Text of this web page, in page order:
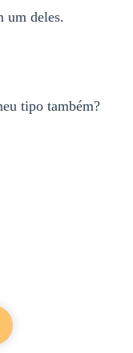
um deles.
tipo também?